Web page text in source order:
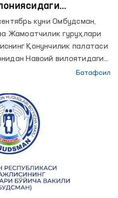
олди
куни Омбудсман,
Жамоатчилик гуруҳлари
Қонунчилик палатаси
Навоий вилоятидаги
этиш колониясига амалга
ўтаётган маҳкум
билан
тартибда
Батафсил